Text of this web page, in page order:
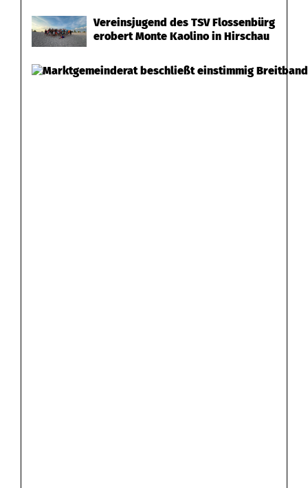
Vereinsjugend des TSV Flossenbürg
erobert Monte Kaolino in Hirschau